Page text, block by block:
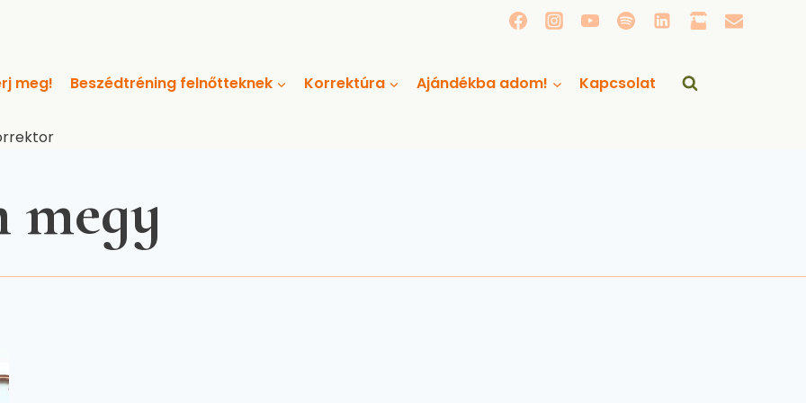
meg! Beszédtréning felnőtteknek Korrektúra Ajándékba adom! Kapcsolat
megy